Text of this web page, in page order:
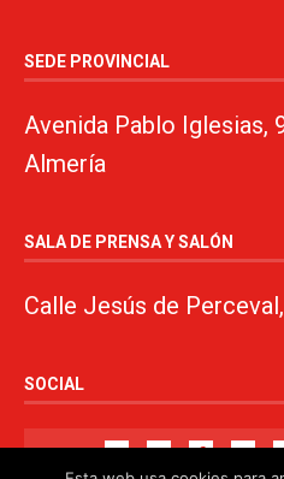
SEDE PROVINCIAL
Avenida Pablo Iglesias,
Almería
SALA DE PRENSA Y SALÓN
Calle Jesús de
SOCIAL